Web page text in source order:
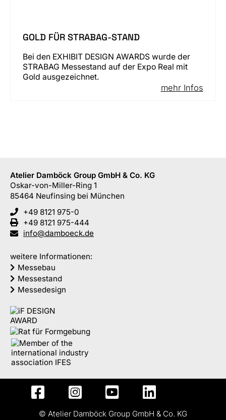
GOLD FÜR STRABAG-STAND
Bei den EXHIBIT DESIGN AWARDS wurde der
STRABAG Messestand auf der Expo Real mit
Gold ausgezeichnet.
mehr Infos
Atelier Damböck Group GmbH & Co. KG
Oskar-von-Miller-Ring 1
85464 Neufinsing bei München
+49 8121 975-0
+49 8121 975-444
info@damboeck.de
weitere Informationen:
Messebau
Messestand
Messedesign
© Atelier Damböck Group GmbH & Co. KG